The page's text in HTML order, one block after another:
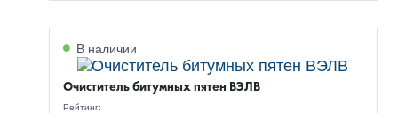
В наличии
Очиститель битумных пятен ВЭЛВ
Рейтинг: